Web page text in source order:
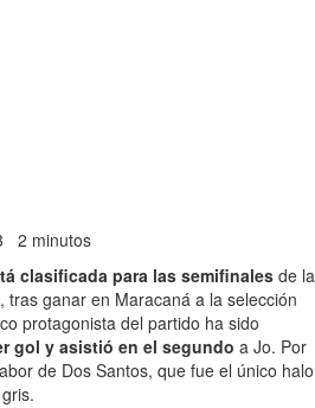
2 minutos
clasificada para las semifinales de la
tras ganar en Maracaná a la selección
protagonista del partido ha sido
gol y asistió en el segundo a Jo. Por
de Dos Santos, que fue el único halo